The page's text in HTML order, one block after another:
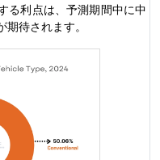
る利点は、予測期間中に中
待されます。